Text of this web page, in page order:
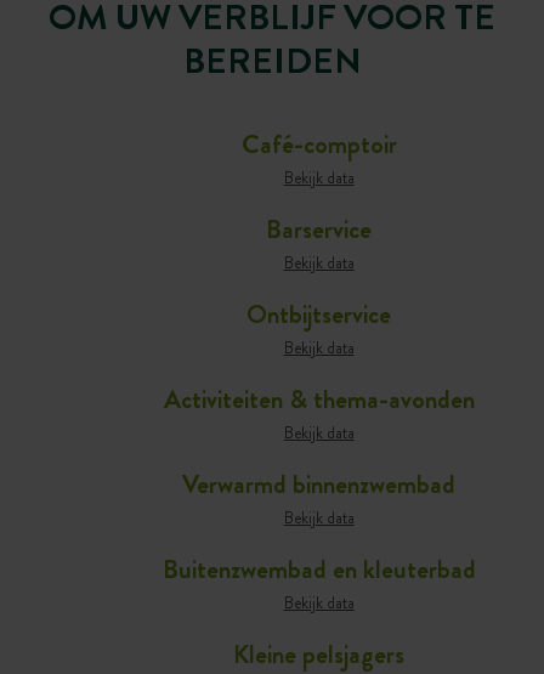
OM UW VERBLIJF VOOR TE
BEREIDEN
Café-comptoir
Bekijk data
Barservice
Bekijk data
Ontbijtservice
Bekijk data
Activiteiten & thema-avonden
Bekijk data
Verwarmd binnenzwembad
Bekijk data
Buitenzwembad en kleuterbad
Bekijk data
Kleine pelsjagers